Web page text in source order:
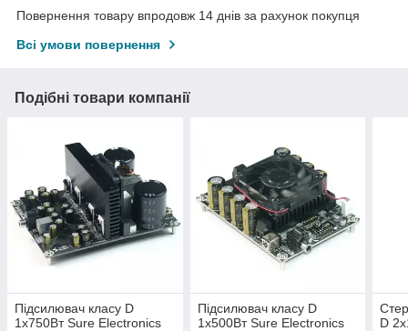
Повернення товару впродовж 14 днів за рахунок покупця
Всі умови повернення
Подібні товари компанії
Підсилювач класу D
1х750Вт Sure Electronics
Підсилювач класу D
1х500Вт Sure Electronics
D